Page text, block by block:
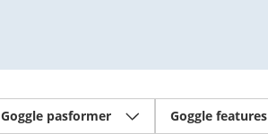
Goggle pasformer Goggle features